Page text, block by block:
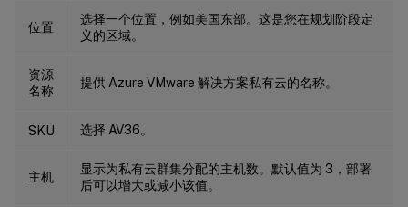
位置
选择一个位置，例如美国东部。这是您在规划阶段定
义的区域。
资源
名称
提供 Azure VMware 解决方案私有云的名称。
SKU 选择 AV36。
主机
显示为私有云群集分配的主机数。默认值为 3，部署
后可以增大或减小该值。